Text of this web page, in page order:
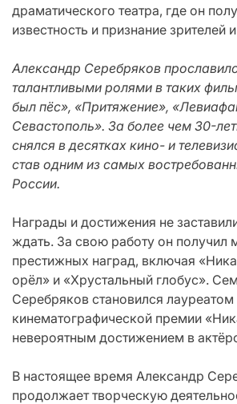
драматического театра, где он
известность и признание зрителей
Александр Серебряков
талантливыми ролями в таких
был пёс», «Притяжение»,
Севастополь». За более чем 30-
снялся в десятках кино- и
став одним из самых
России.
Награды и достижения не
ждать. За свою работу он получил
престижных наград, включая
орёл» и «Хрустальный глобус».
Серебряков становился
кинематографической премии
невероятным достижением в
В настоящее время Александр
продолжает творческую